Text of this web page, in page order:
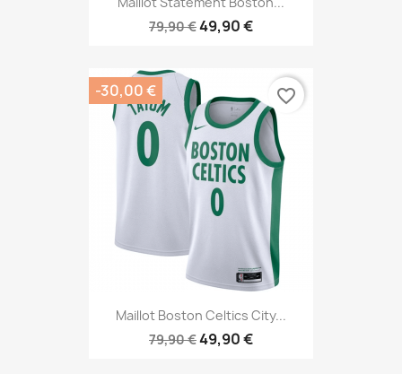
79,90 €49,90 €
Maillot Boston Celtics City...
79,90 €49,90 €
-30,00 € favorite_border